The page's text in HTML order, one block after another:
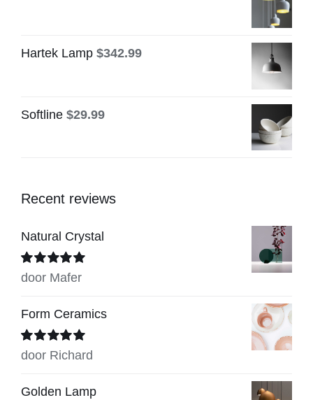
Hartek Lamp $342.99
Softline $29.99
Recent reviews
Natural Crystal
Beoordeeld
door Mafer
Form Ceramics
Beoordeeld
door Richard
Golden Lamp